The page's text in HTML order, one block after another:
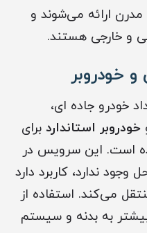
ارائه می‌شوند و
و خارجی هستند.
خودروبر
خودرو جاده ای،
خودروبر استاندارد برای
است. این سرویس در
ندارد، کاربرد دارد
می‌کند. استفاده از
به بدنه و سیستم